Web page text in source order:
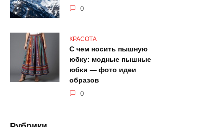
0
КРАСОТА
С чем носить пышную
юбку: модные пышные
юбки — фото идеи
образов
0